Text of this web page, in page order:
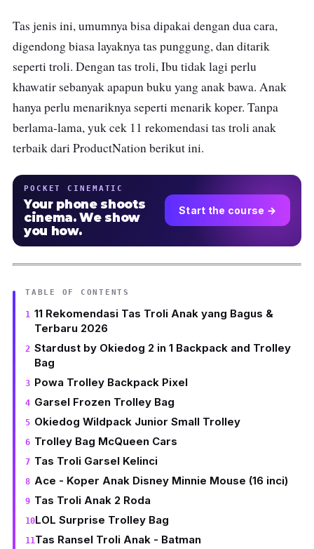
Tas jenis ini, umumnya bisa dipakai dengan dua cara,
digendong biasa layaknya tas punggung, dan ditarik
seperti troli. Dengan tas troli, Ibu tidak lagi perlu
khawatir sebanyak apapun buku yang anak bawa. Anak
hanya perlu menariknya seperti menarik koper. Tanpa
berlama-lama, yuk cek 11 rekomendasi tas troli anak
terbaik dari ProductNation berikut ini.
POCKET CINEMATIC
Your phone shoots
cinema. We show
you how.
Start the course →
TABLE OF CONTENTS
11 Rekomendasi Tas Troli Anak yang Bagus &
Terbaru 2026
Stardust by Okiedog 2 in 1 Backpack and Trolley
Bag
Powa Trolley Backpack Pixel
Garsel Frozen Trolley Bag
Okiedog Wildpack Junior Small Trolley
Trolley Bag McQueen Cars
Tas Troli Garsel Kelinci
Ace - Koper Anak Disney Minnie Mouse (16 inci)
Tas Troli Anak 2 Roda
LOL Surprise Trolley Bag
Tas Ransel Troli Anak - Batman